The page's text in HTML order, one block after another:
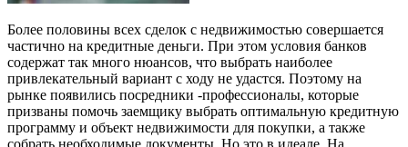
Более половины всех сделок с недвижимостью совершается
частично на кредитные деньги. При этом условия банков
содержат так много нюансов, что выбрать наиболее
привлекательный вариант с ходу не удастся. Поэтому на
рынке появились посредники -профессионалы, которые
призваны помочь заемщику выбрать оптимальную кредитную
программу и объект недвижимости для покупки, а также